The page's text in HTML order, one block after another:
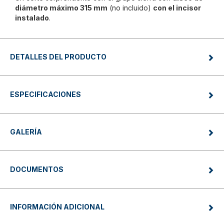
diámetro máximo 315 mm (no incluido) con el incisor
instalado.
DETALLES DEL PRODUCTO
ESPECIFICACIONES
GALERÍA
DOCUMENTOS
INFORMACIÓN ADICIONAL